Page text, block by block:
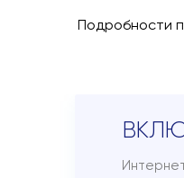
Подробности